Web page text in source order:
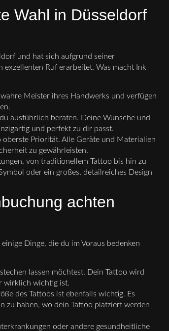
Wahl in Düsseldorf
und hat sich aufgrund seiner
Ruf erarbeitet. Was macht Ink
Meister ihres Handwerks und verfügen
ausführlich beraten. Deine Wünsche und
und perfekt zu dir passt.
Priorität. Alle Geräte und Materialien
zu gewährleisten.
von traditionellem Tattoo bis hin zu
oder ein großes, detailreiches Design
achten
Dinge, die du im Voraus bedenken
lassen möchtest. Dein Tattoo wird
wirklich wichtig ist.
des Tattoos ist ebenfalls wichtig. Es
zu haben, wo dein Tattoo platziert werden
oder andere gesundheitliche